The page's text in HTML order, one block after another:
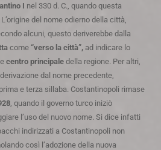
I nel 330 d. C., quando questa
del nome odierno della città,
alcuni, questo deriverebbe dalla
come “verso la città”, ad indicare lo
centro principale della regione. Per altri,
dal nome precedente,
prima e terza sillaba. Costantinopoli rimase
, quando il governo turco iniziò
l’uso del nuovo nome. Si dice infatti
indirizzati a Costantinopoli non
così l’adozione della nuova